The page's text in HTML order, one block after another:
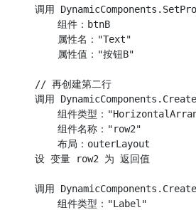
调用
    组件：btnB
    属性名："Text"
    属性值："按钮B"
// 再创建第二行
调用
组件类型：
    组件名称："row2"
    布局：outerLayout
设 变量 row2 为 返回值
调用
    组件类型："Label"